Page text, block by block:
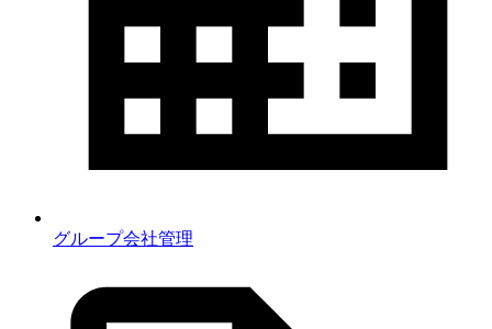
グループ会社管理